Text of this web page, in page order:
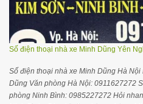
Số điện thoại nhà xe Minh Dũng Yên
Số điện thoại nhà xe Minh Dũng Hà
Dũng Văn phòng Hà Nội: 0911627272
phòng Ninh Bình: 0985227272 Hỏi